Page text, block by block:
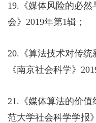
19. 《媒体风险的必
会》 2019年第1辑；
20. 《算法技术对传
《南京社会科学》
21. 《媒体算法的价
范大学社会科学学报》